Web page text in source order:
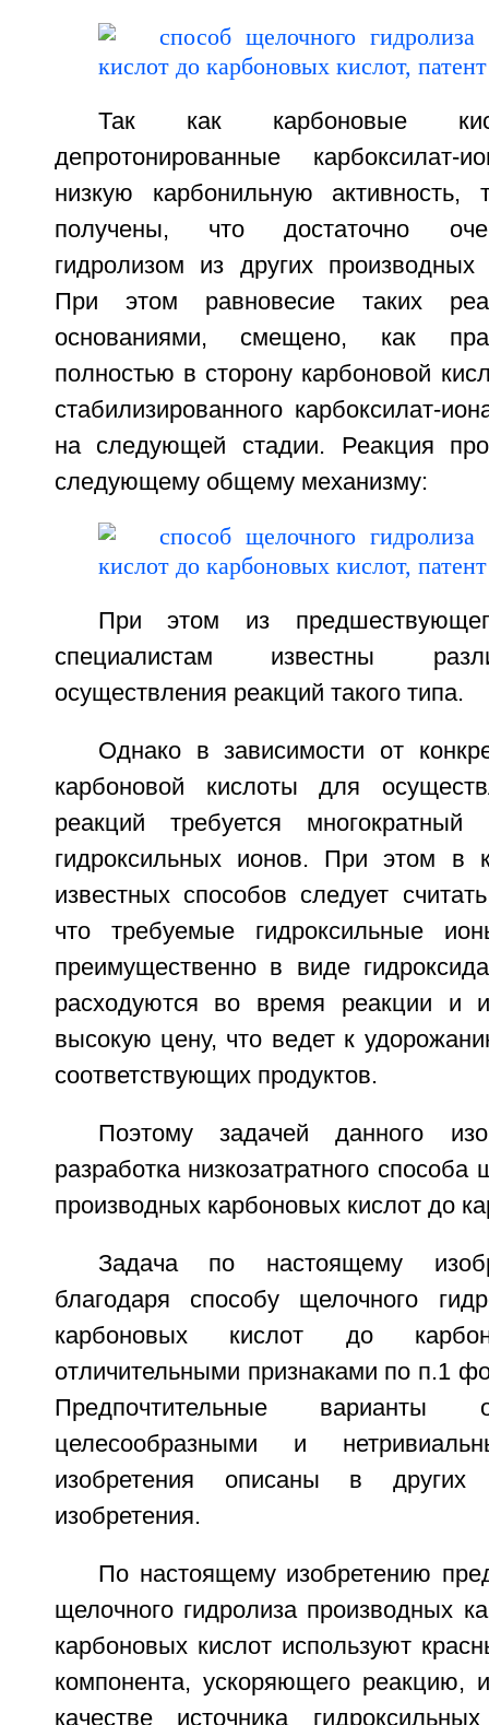
Так как карбоновые
депротонированные
низкую карбонильную
получены, что достаточно
гидролизом из других производных
При этом равновесие таких
основаниями, смещено, как
полностью в сторону карбоновой
стабилизированного карбоксилат-
на следующей стадии. Реакция
следующему общему механизму:
При этом из
специалистам известны
осуществления реакций такого типа.
Однако в зависимости от
карбоновой кислоты для
реакций требуется
гидроксильных ионов. При этом в
известных способов следует
что требуемые гидроксильные
преимущественно в виде
расходуются во время реакции и
высокую цену, что ведет к
соответствующих продуктов.
Поэтому задачей данного
разработка низкозатратного способа
производных карбоновых кислот до
Задача по настоящему
благодаря способу щелочного
карбоновых кислот до
отличительными признаками по п.1
Предпочтительные варианты
целесообразными и
изобретения описаны в других
изобретения.
По настоящему изобретению
щелочного гидролиза производных
карбоновых кислот используют
компонента, ускоряющего реакцию,
качестве источника